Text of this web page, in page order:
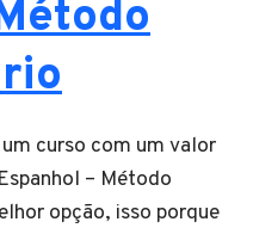
curso com um valor
– Método
opção, isso porque